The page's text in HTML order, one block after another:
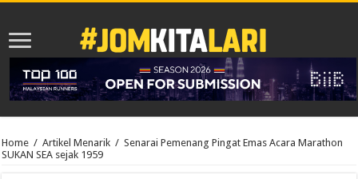
Home / Artikel Menarik / Senarai Pemenang Pingat Emas Acara Marathon
SUKAN SEA sejak 1959